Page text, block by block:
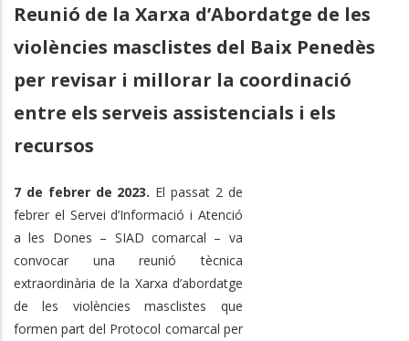
Reunió de la Xarxa d’Abordatge de les
violències masclistes del Baix Penedès
per revisar i millorar la coordinació
entre els serveis assistencials i els
recursos
7 de febrer de 2023. El passat 2 de
febrer el Servei d’Informació i Atenció
a les Dones – SIAD comarcal – va
convocar una reunió tècnica
extraordinària de la Xarxa d’abordatge
de les violències masclistes que
formen part del Protocol comarcal per